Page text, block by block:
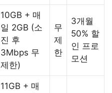
10GB + 매
일 2GB (소
진 후
3Mbps 무
제한)
무
제
한
3개월
50% 할
인 프로
모션
11GB + 매